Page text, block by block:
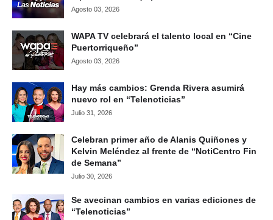
Agosto 03, 2026
WAPA TV celebrará el talento local en “Cine
Puertorriqueño”
Agosto 03, 2026
Hay más cambios: Grenda Rivera asumirá
nuevo rol en “Telenoticias”
Julio 31, 2026
Celebran primer año de Alanis Quiñones y
Kelvin Meléndez al frente de “NotiCentro Fin
de Semana”
Julio 30, 2026
Se avecinan cambios en varias ediciones de
“Telenoticias”